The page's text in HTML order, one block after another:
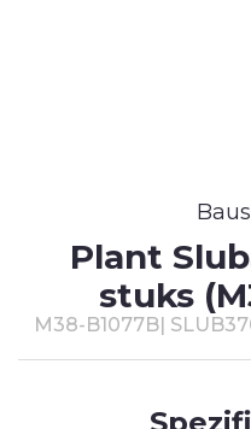
Plant
stuks
M38-B1077B|